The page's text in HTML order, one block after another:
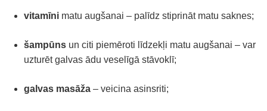
vitamīni matu augšanai – palīdz stiprināt matu saknes;
šampūns un citi piemēroti līdzekļi matu augšanai – var
uzturēt galvas ādu veselīgā stāvoklī;
galvas masāža – veicina asinsriti;